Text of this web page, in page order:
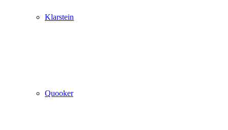
Klarstein
Quooker